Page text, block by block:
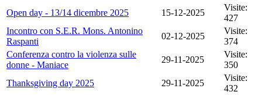
Open day - 13/14 dicembre 2025
15-12-2025
Visite:
427
Incontro con S.E.R. Mons. Antonino
Raspanti
02-12-2025
Visite:
374
Conferenza contro la violenza sulle
donne - Maniace
29-11-2025
Visite:
350
Thanksgiving day 2025
29-11-2025
Visite:
432